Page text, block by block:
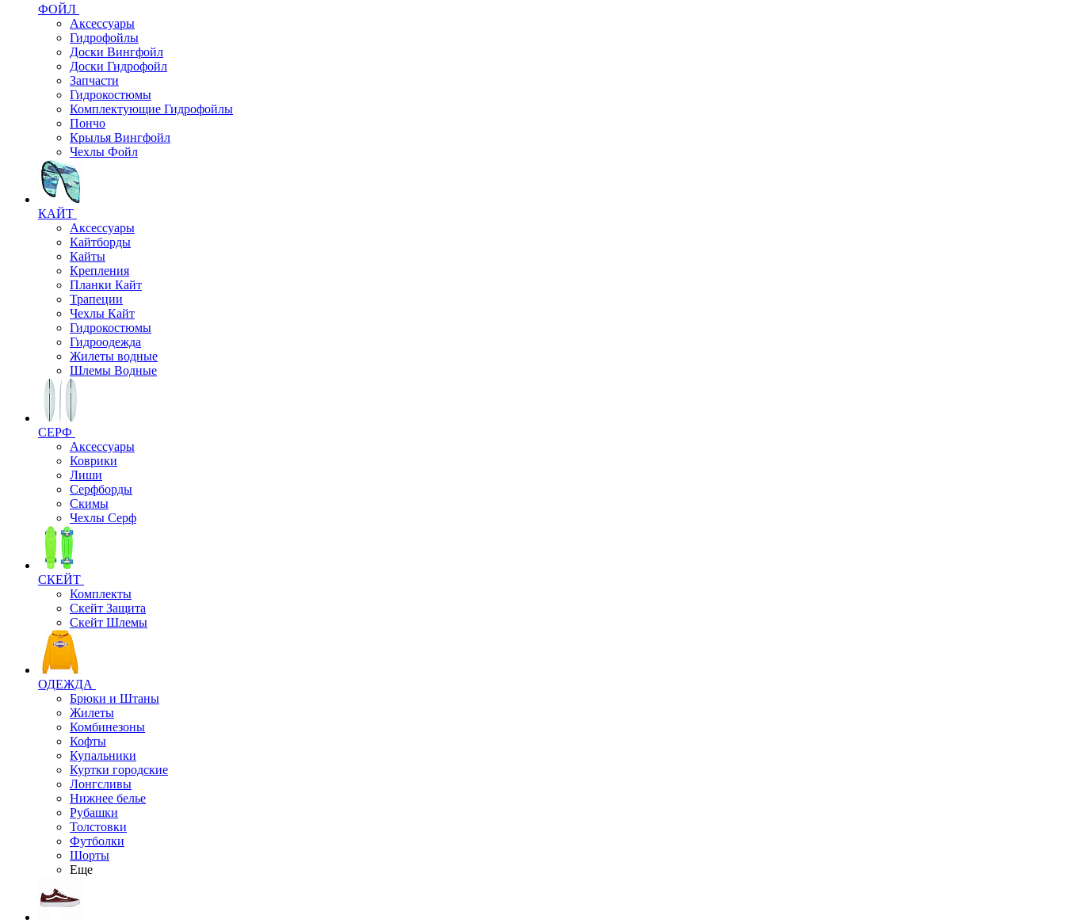
ФОЙЛ
Аксессуары
Гидрофойлы
Доски Вингфойл
Доски Гидрофойл
Запчасти
Гидрокостюмы
Комплектующие Гидрофойлы
Пончо
Крылья Вингфойл
Чехлы Фойл
КАЙТ
Аксессуары
Кайтборды
Кайты
Крепления
Планки Кайт
Трапеции
Чехлы Кайт
Гидрокостюмы
Гидроодежда
Жилеты водные
Шлемы Водные
СЕРФ
Аксессуары
Коврики
Лиши
Серфборды
Скимы
Чехлы Cерф
СКЕЙТ
Комплекты
Скейт Защита
Скейт Шлемы
ОДЕЖДА
Брюки и Штаны
Жилеты
Комбинезоны
Кофты
Купальники
Куртки городские
Лонгсливы
Нижнее белье
Рубашки
Толстовки
Футболки
Шорты
Еще